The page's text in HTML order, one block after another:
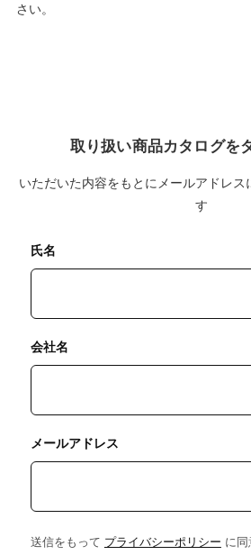
さい。
取り扱い商品カタログを
いただいた内容をもとにメールアドレス
す
氏名
会社名
メールアドレス
送信をもって プライバシーポリシー に